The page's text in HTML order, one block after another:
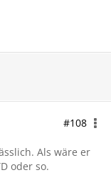
#108
Als wäre er
oder so.